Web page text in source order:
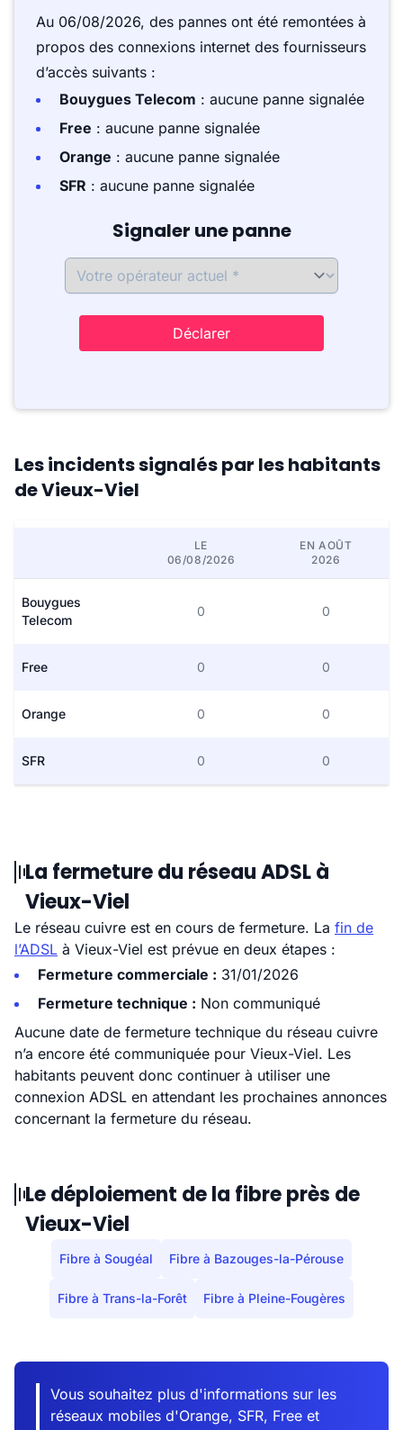
Au 06/08/2026, des pannes ont été remontées à
propos des connexions internet des fournisseurs
d’accès suivants :
Bouygues Telecom : aucune panne signalée
Free : aucune panne signalée
Orange : aucune panne signalée
SFR : aucune panne signalée
Signaler une panne
Déclarer
Les incidents signalés par les habitants
de Vieux-Viel
LE
06/08/2026
EN AOÛT
2026
Bouygues
Telecom
0 0
Free 0 0
Orange 0 0
SFR 0 0
La fermeture du réseau ADSL à
Vieux-Viel
Le réseau cuivre est en cours de fermeture. La fin de
l’ADSL à Vieux-Viel est prévue en deux étapes :
Fermeture commerciale : 31/01/2026
Fermeture technique : Non communiqué
Aucune date de fermeture technique du réseau cuivre
n’a encore été communiquée pour Vieux-Viel. Les
habitants peuvent donc continuer à utiliser une
connexion ADSL en attendant les prochaines annonces
concernant la fermeture du réseau.
Le déploiement de la fibre près de
Vieux-Viel
Fibre à Sougéal Fibre à Bazouges-la-Pérouse
Fibre à Trans-la-Forêt Fibre à Pleine-Fougères
Vous souhaitez plus d'informations sur les
réseaux mobiles d'Orange, SFR, Free et